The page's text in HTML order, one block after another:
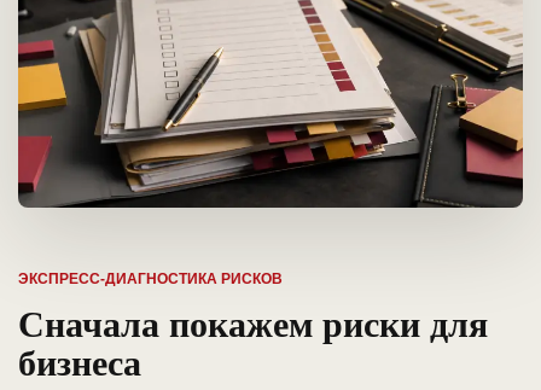
ЭКСПРЕСС-ДИАГНОСТИКА РИСКОВ
Сначала покажем риски для
бизнеса